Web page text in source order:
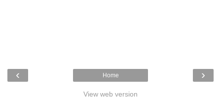
‹ ›
Home
View web version